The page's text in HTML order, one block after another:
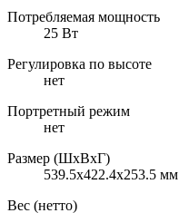
Потребляемая мощность
25 Вт
Регулировка по высоте
нет
Портретный режим
нет
Размер (ШxВxГ)
539.5х422.4х253.5 мм
Вес (нетто)